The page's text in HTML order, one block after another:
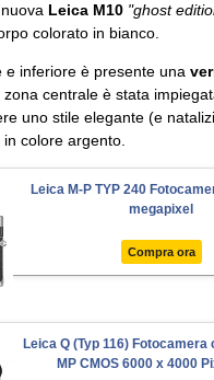
Leica M10 "ghost
colorato in bianco.
e inferiore è presente una
zona centrale è stata
uno stile elegante (e
colore argento.
Leica M-P TYP 240
megapixel
Compra ora
Leica Q (Typ 116) Fotocamera
MP CMOS 6000 x 4000